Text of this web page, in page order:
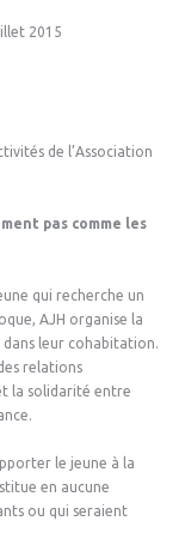
2015
de l’Association
pas comme les
qui recherche un
AJH organise la
leur cohabitation.
relations
la solidarité entre
le jeune à la
en aucune
ou qui seraient